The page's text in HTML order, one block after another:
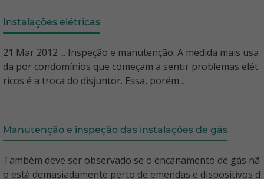
Instalações elétricas
21 Mar 2012 ... Inspeção e manutenção. A medida mais usa
da por condomínios que começam a sentir problemas elét
ricos é a troca do disjuntor. Essa, porém ...
Manutenção e inspeção das instalações de gás
Também deve ser observado se o encanamento de gás nã
o está demasiadamente perto de emendas e dispositivos d